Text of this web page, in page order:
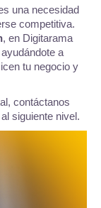
una necesidad
competitiva.
, en Digitarama
a
tu negocio y
contáctanos
siguiente nivel.